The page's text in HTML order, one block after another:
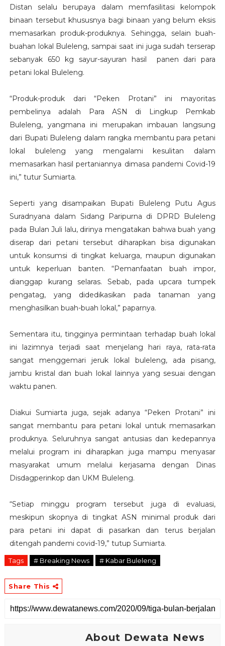
Distan selalu berupaya dalam memfasilitasi kelompok
binaan tersebut khususnya bagi binaan yang belum eksis
memasarkan produk-produknya. Sehingga, selain buah-
buahan lokal Buleleng, sampai saat ini juga sudah terserap
sebanyak 650 kg sayur-sayuran hasil panen dari para
petani lokal Buleleng.
“Produk-produk dari “Peken Protani” ini mayoritas
pembelinya adalah Para ASN di Lingkup Pemkab
Buleleng, yangmana ini merupakan imbauan langsung
dari Bupati Buleleng dalam rangka membantu para petani
lokal buleleng yang mengalami kesulitan dalam
memasarkan hasil pertaniannya dimasa pandemi Covid-19
ini,” tutur Sumiarta.
Seperti yang disampaikan Bupati Buleleng Putu Agus
Suradnyana dalam Sidang Paripurna di DPRD Buleleng
pada Bulan Juli lalu, dirinya mengatakan bahwa buah yang
diserap dari petani tersebut diharapkan bisa digunakan
untuk konsumsi di tingkat keluarga, maupun digunakan
untuk keperluan banten. “Pemanfaatan buah impor,
dianggap kurang selaras. Sebab, pada upcara tumpek
pengatag, yang didedikasikan pada tanaman yang
menghasilkan buah-buah lokal,” paparnya.
Sementara itu, tingginya permintaan terhadap buah lokal
ini lazimnya terjadi saat menjelang hari raya, rata-rata
sangat menggemari jeruk lokal buleleng, ada pisang,
jambu kristal dan buah lokal lainnya yang sesuai dengan
waktu panen.
Diakui Sumiarta juga, sejak adanya “Peken Protani” ini
sangat membantu para petani lokal untuk memasarkan
produknya. Seluruhnya sangat antusias dan kedepannya
melalui program ini diharapkan juga mampu menyasar
masyarakat umum melalui kerjasama dengan Dinas
Disdagperinkop dan UKM Buleleng.
“Setiap minggu program tersebut juga di evaluasi,
meskipun skopnya di tingkat ASN minimal produk dari
para petani ini dapat di pasarkan dan terus berjalan
ditengah pandemi covid-19,” tutup Sumiarta.
Tags # Breaking News # Kabar Buleleng
Share This
About Dewata News